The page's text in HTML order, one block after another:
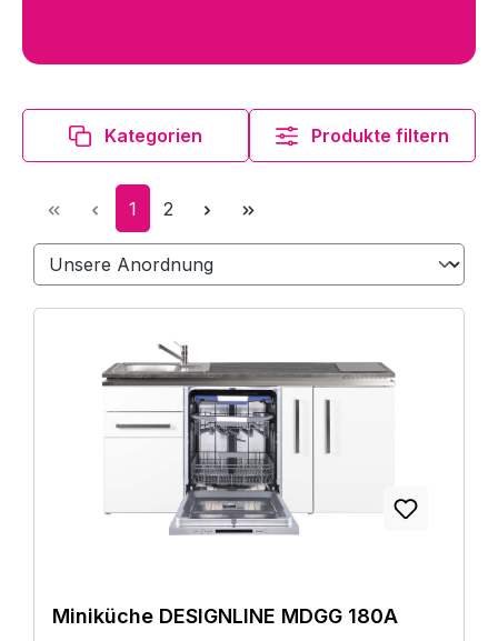
Kategorien Produkte filtern
Seite
1 Seite
2
Miniküche DESIGNLINE MDGG 180A